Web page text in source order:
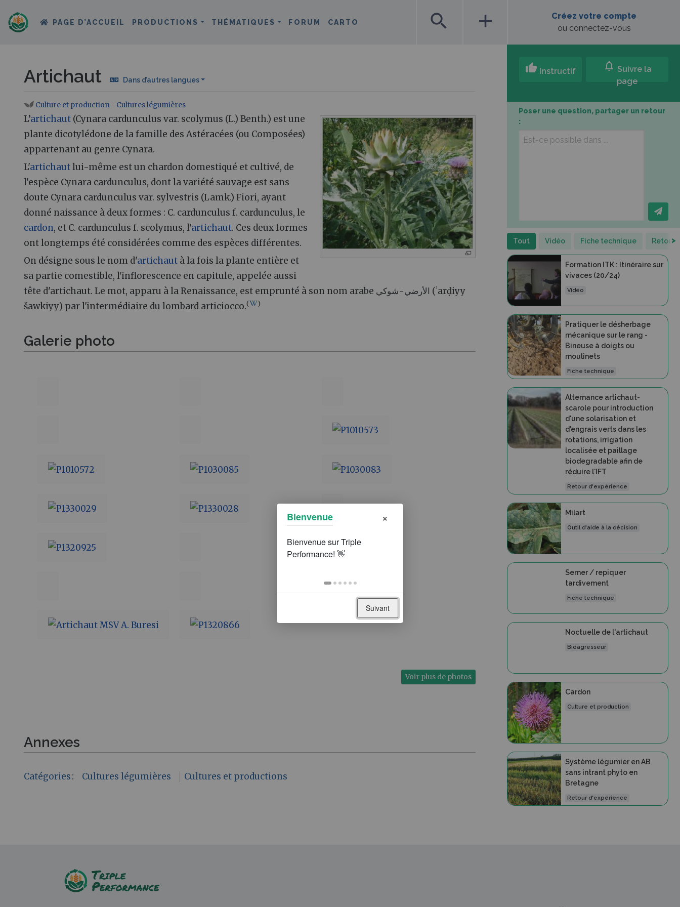
PAGE D’ACCUEIL PRODUCTIONS THÉMATIQUES FORUM CARTO search add
Créez votre compte
ou connectez-vous
Artichaut Dans d’autres langues
Aller à :navigation,rechercher
Culture et production - Cultures légumières
L’artichaut (Cynara cardunculus var. scolymus (L.) Benth.) est une
plante dicotylédone de la famille des Astéracées (ou Composées)
appartenant au genre Cynara.
L'artichautlui-même est un chardon domestiqué et cultivé, de
l'espèce Cynara cardunculus, dont la variété sauvage est sans
doute Cynara cardunculus var. sylvestris (Lamk.) Fiori, ayant
donné naissance à deux formes : C. cardunculus f. cardunculus, le
cardon, et C. cardunculus f. scolymus, l'artichaut. Ces deux formes
ont longtemps été considérées comme des espèces différentes.
On désigne sous le nom d'artichaut à la fois la plante entière et
sa partie comestible, l'inflorescence en capitule, appelée aussi
tête d'artichaut. Le mot, apparu à la Renaissance, est emprunté à son nom arabe الأرضي-شوكي (ʾarḍiyy
šawkiyy) par l'intermédiaire du lombard articiocco.( )
Galerie photo
Voir plus de photos
Annexes
Catégories: Cultures légumières Cultures et productions
thumb_up Instructif notifications Suivre la
page
Poser une question, partager un retour
:
Tout Vidéo Fiche technique Retour
>
Formation ITK : Itinéraire sur
vivaces (20/24)
Vidéo
Pratiquer le désherbage
mécanique sur le rang -
Bineuse à doigts ou
moulinets
Fiche technique
Alternance artichaut-
scarole pour introduction
d'une solarisation et
d'engrais verts dans les
rotations, irrigation
localisée et paillage
biodegradable afin de
réduire l'IFT
Retour d'expérience
Milart
Outil d'aide à la décision
Semer / repiquer
tardivement
Fiche technique
Noctuelle de l'artichaut
Bioagresseur
Cardon
Culture et production
Système légumier en AB
sans intrant phyto en
Bretagne
Retour d'expérience
Bienvenue ×
Suivant